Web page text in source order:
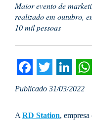
Maior evento de
realizado em outubro,
10 mil pessoas
Facebook
Twitter
Publicado 31/03/2022
A RD Station,